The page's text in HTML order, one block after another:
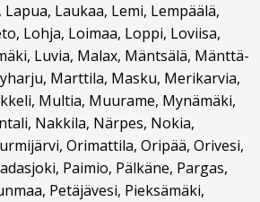
Laukaa, Lemi, Lempäälä,
Lohja, Loimaa, Loppi, Loviisa,
Luvia, Malax, Mäntsälä, Mänttä-
Marttila, Masku, Merikarvia,
Multia, Muurame, Mynämäki,
Nakkila, Närpes, Nokia,
Orimattila, Oripää, Orivesi,
Paimio, Pälkäne, Pargas,
Petäjävesi, Pieksämäki,